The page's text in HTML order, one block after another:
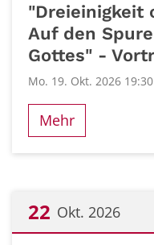
"Dreieinigkeit
Auf den
Gottes" -
Mo. 19. Okt. 2026 19:30
Mehr
22 Okt. 2026